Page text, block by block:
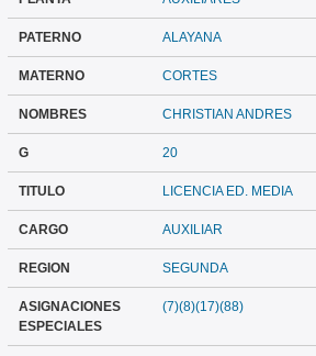
PATERNO ALAYANA
MATERNO CORTES
NOMBRES CHRISTIAN ANDRES
G 20
TITULO LICENCIA ED. MEDIA
CARGO AUXILIAR
REGION SEGUNDA
ASIGNACIONES
ESPECIALES
(7)(8)(17)(88)